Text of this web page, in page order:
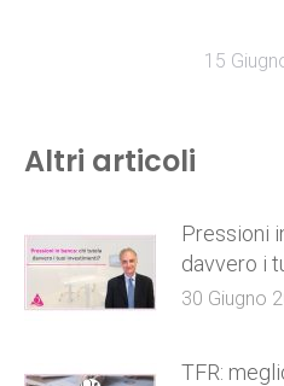
15
Altri articoli
Pressioni
davvero i
30 Giugno
TFR: